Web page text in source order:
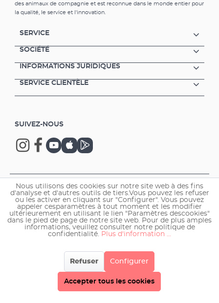
des animaux de compagnie et est reconnue dans le monde entier pour
la qualité, le service et l'innovation.
SERVICE
SOCIÉTÉ
INFORMATIONS JURIDIQUES
SERVICE CLIENTÈLE
SUIVEZ-NOUS
Nous utilisons des cookies sur notre site web à des fins
d'analyse et d'autres outils de tiers.Vous pouvez les refuser
ou les activer en cliquant sur "Configurer". Vous pouvez
appeler cesparamètres à tout moment et les modifier
ultérieurement en utilisant le lien "Paramètres descookies"
dans le pied de page de notre site web. Pour de plus amples
informations, veuillez consulter notre politique de
confidentialité. Plus d'information ...
Refuser Configurer
Accepter tous les cookies